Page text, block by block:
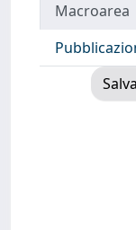
Macroarea